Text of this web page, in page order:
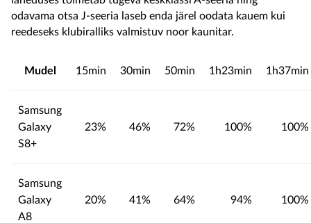
odavama otsa J-seeria laseb enda järel oodata kauem kui
reedeseks klubiralliks valmistuv noor kaunitar.
Mudel 15min 30min 50min 1h23min 1h37min
Samsung
Galaxy
S8+
23% 46% 72% 100% 100%
Samsung
Galaxy
A8
20% 41% 64% 94% 100%